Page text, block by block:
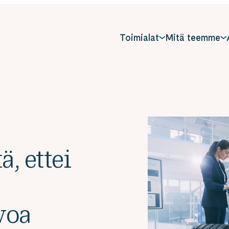
Toimialat Mitä teemme
ettei